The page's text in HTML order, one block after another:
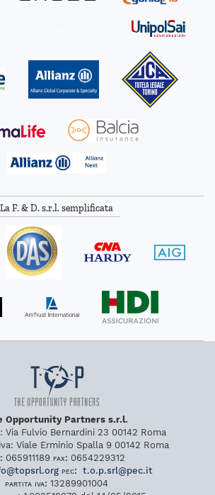
La F. & D. s.r.l. semplificata
Opportunity Partners s.r.l.
Via Fulvio Bernardini 23 00142 Roma
Viale Erminio Spalla 9 00142 Roma
065911189 fax: 0654229312
@topsrl.org pec: t.o.p.srl@pec.it
partita iva: 13289901004